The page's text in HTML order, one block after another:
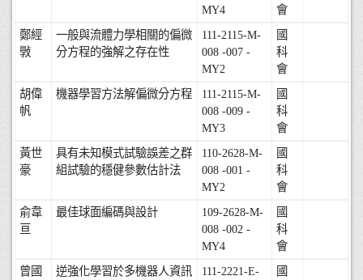
MY4
會
鄭經
斅
一般與流體力學相關的偏微
分方程的強解之存在性
111-2115-M-
008 -007 -
MY2
國
科
會
胡偉
帆
機器學習方法解偏微分方程
111-2115-M-
008 -009 -
MY3
國
科
會
黃世
豪
具有未知模式試驗誤差之群
組試驗的穩健參數估計法
110-2628-M-
008 -001 -
MY2
國
科
會
俞韋
亘
最佳球面編碼與設計
109-2628-M-
008 -002 -
MY4
國
科
會
曾國
逆強化學習於多機器人資訊
111-2221-E-
國